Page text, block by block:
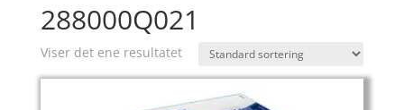
288000Q021
Viser det ene resultatet